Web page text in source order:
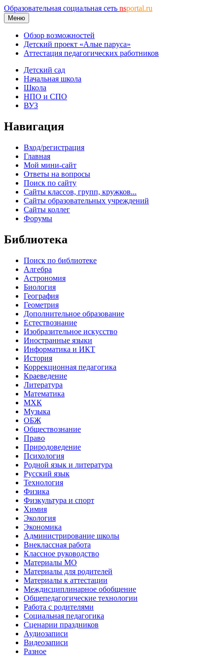
Образовательная социальная сеть nsportal.ru
Меню
Обзор возможностей
Детский проект «Алые паруса»
Аттестация педагогических работников
Детский сад
Начальная школа
Школа
НПО и СПО
ВУЗ
Навигация
Вход/регистрация
Главная
Мой мини-сайт
Ответы на вопросы
Поиск по сайту
Сайты классов, групп, кружков...
Сайты образовательных учреждений
Сайты коллег
Форумы
Библиотека
Поиск по библиотеке
Алгебра
Астрономия
Биология
География
Геометрия
Дополнительное образование
Естествознание
Изобразительное искусство
Иностранные языки
Информатика и ИКТ
История
Коррекционная педагогика
Краеведение
Литература
Математика
МХК
Музыка
ОБЖ
Обществознание
Право
Природоведение
Психология
Родной язык и литература
Русский язык
Технология
Физика
Физкультура и спорт
Химия
Экология
Экономика
Администрирование школы
Внеклассная работа
Классное руководство
Материалы МО
Материалы для родителей
Материалы к аттестации
Междисциплинарное обобщение
Общепедагогические технологии
Работа с родителями
Социальная педагогика
Сценарии праздников
Аудиозаписи
Видеозаписи
Разное